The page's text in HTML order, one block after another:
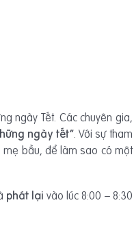
ngày Tết. Các chuyên gia,
ngày tết”. Với sự tham
mẹ bầu, để làm sao có một
phát lại vào lúc 8:00 – 8:30